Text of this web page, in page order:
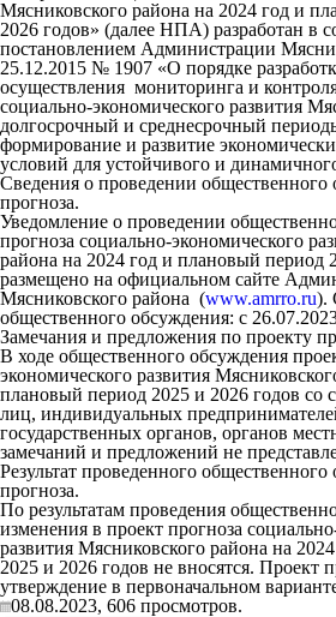
Мясниковского района на 2024 год и
2026 годов» (далее НПА) разработан в
постановлением Администрации
25.12.2015 № 1907 «О порядке
осуществления мониторинга и
социально-экономического развития
долгосрочный и среднесрочный
формирование и развитие
условий для устойчивого и
Сведения о проведении общественного
прогноза.
Уведомление о проведении
прогноза социально-экономического
района на 2024 год и плановый период
размещено на официальном сайте
Мясниковского района (www.amrro.ru).
общественного обсуждения: c 26
Замечания и предложения по проекту
В ходе общественного обсуждения
экономического развития
плановый период 2025 и 2026 годов со
лиц, индивидуальных
государственных органов, органов
замечаний и предложений не
Результат проведенного
прогноза.
По результатам проведения
изменения в проект прогноза
развития Мясниковского района на
2025 и 2026 годов не вносятся. Проект
утверждение в первоначальном
08.08.2023, 606 просмотров.